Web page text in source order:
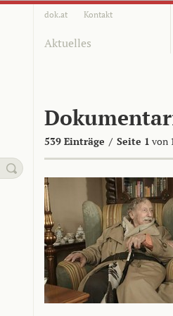
dok.at Kontakt
Aktuelles
539 Einträge / Seite 1 von